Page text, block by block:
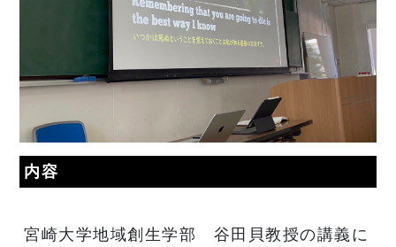
内容
宮崎大学地域創生学部 谷田貝教授の講義に